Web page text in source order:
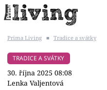
BYDLENÍ SLAVNÝCH
Prima Living ■ Tradice a svátky
TRADICE A SVÁTKY
30. října 2025 08:08
Lenka Valjentová